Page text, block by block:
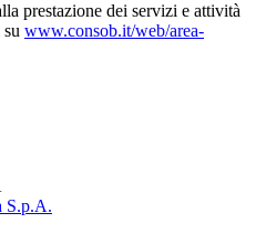
prestazione dei servizi e attività
www.consob.it/web/area-
S.p.A.